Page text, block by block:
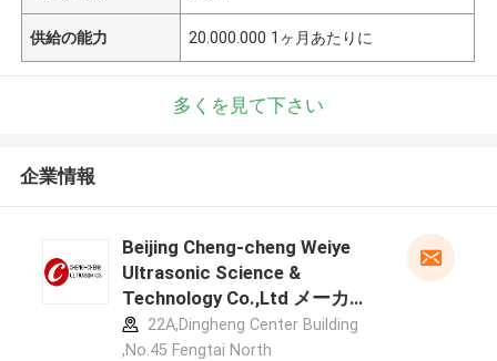
供給の能力 20.000.000 1ヶ月あたりに
多くを見て下さい
企業情報
Beijing Cheng-cheng Weiye
Ultrasonic Science &
Technology Co.,Ltd メーカー
プロフィール
22A,Dingheng Center Building
,No.45 Fengtai North